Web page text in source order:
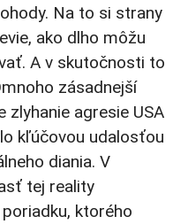
Na to si strany
ako dlho môžu
A v skutočnosti to
zásadnejší
agresie USA
kľúčovou udalosťou
diania. V
tej reality
ktorého